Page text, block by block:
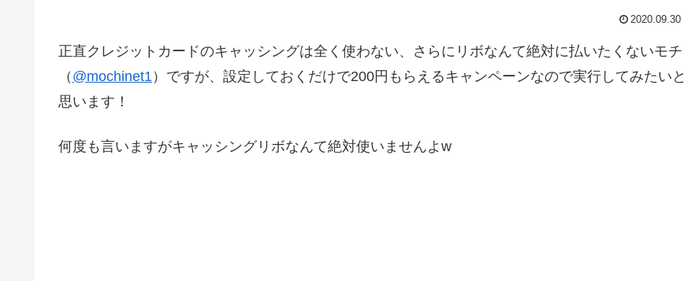
2020.09.30
正直クレジットカードのキャッシングは全く使わない、さらにリボなんて絶対に払いたくないモチ
（ @mochinet1 ）ですが、設定しておくだけで200円もらえるキャンペーンなので実行してみたいと
思います！
何度も言いますがキャッシングリボなんて絶対使いませんよw